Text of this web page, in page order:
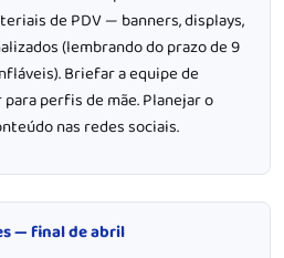
de PDV — banners, displays,
(lembrando do prazo de 9
Briefar a equipe de
perfis de mãe. Planejar o
nas redes sociais.
— final de abril